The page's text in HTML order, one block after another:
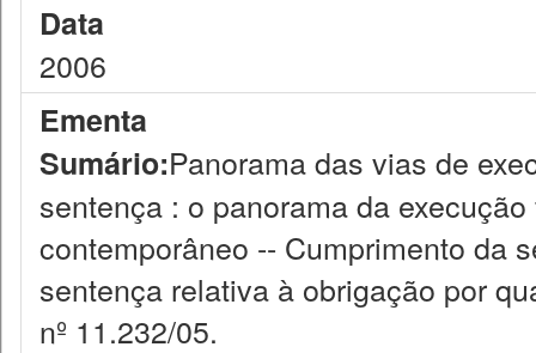
Data
2006
Ementa
Sumário:Panorama das vias de
sentença : o panorama da
contemporâneo -- Cumprimento da
sentença relativa à obrigação por
nº 11.232/05.